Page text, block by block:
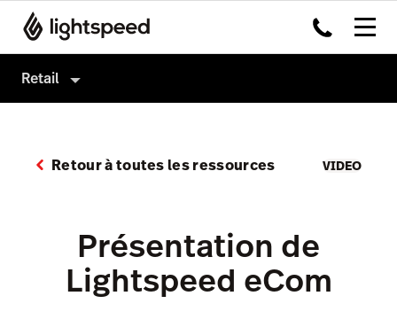
Retail
Produits
Omnicanal
Insights
Multi-site
Retour à toutes les ressources VIDEO
Présentation de
Lightspeed eCom